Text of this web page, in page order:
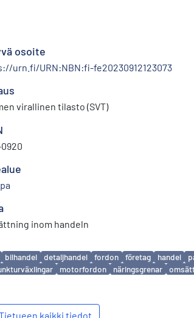
osoite
urn.fi/URN:NBN:fi-fe20230912123073
virallinen tilasto (SVT)
0920
inom handeln
bilhandel detaljhandel fordon företag handel
motorfordon näringsgrenar
kaikki tiedot